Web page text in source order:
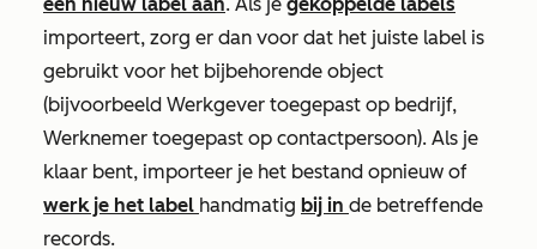
importeert, zorg er dan voor dat het juiste label is
gebruikt voor het bijbehorende object
(bijvoorbeeld Werkgever toegepast op bedrijf,
Werknemer toegepast op contactpersoon). Als je
klaar bent, importeer je het bestand opnieuw of
werk je het label handmatig bij in de betreffende
records.